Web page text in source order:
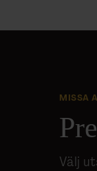
MISSA
Välj